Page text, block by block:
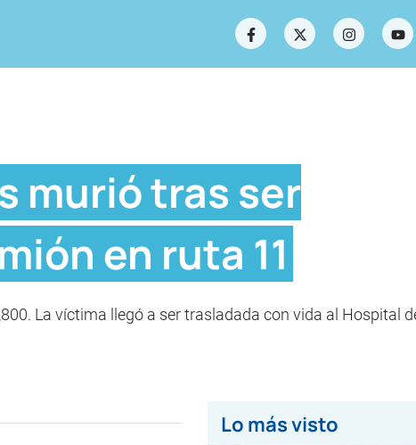
murió tras ser
en ruta 11
La víctima llegó a ser trasladada con vida al Hospital
Lo más visto